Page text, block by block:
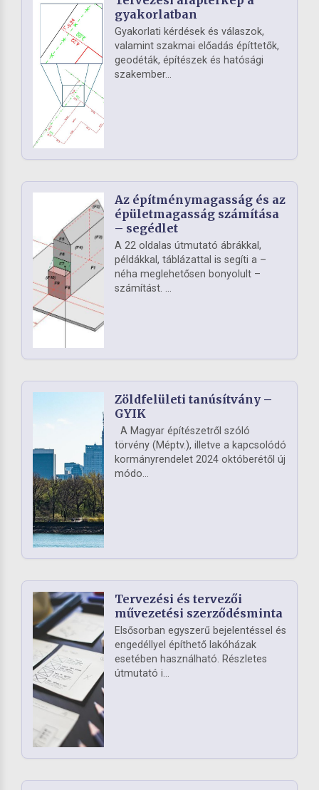
gyakorlatban
Gyakorlati kérdések és válaszok,
valamint szakmai előadás építtetők,
geodéták, építészek és hatósági
szakember...
Az építménymagasság és az
épületmagasság számítása
– segédlet
A 22 oldalas útmutató ábrákkal,
példákkal, táblázattal is segíti a –
néha meglehetősen bonyolult –
számítást. ...
Zöldfelületi tanúsítvány –
GYIK
A Magyar építészetről szóló
törvény (Méptv.), illetve a kapcsolódó
kormányrendelet 2024 októberétől új
módo...
Tervezési és tervezői
művezetési szerződésminta
Elsősorban egyszerű bejelentéssel és
engedéllyel építhető lakóházak
esetében használható. Részletes
útmutató i...